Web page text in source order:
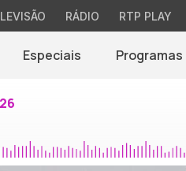
RÁDIO RTP PLAY
Especiais Programas